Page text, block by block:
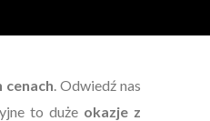
cenach. Odwiedź nas
to duże okazje z